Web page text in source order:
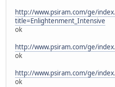
http://www.psiram.com/ge/
title=Enlightenment_Intensive
ok
http://www.psiram.com/ge/
ok
http://www.psiram.com/ge/
ok